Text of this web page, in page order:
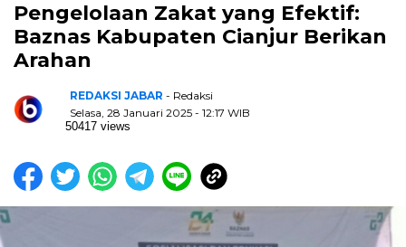
Pengelolaan Zakat yang Efektif:
Baznas Kabupaten Cianjur Berikan
Arahan
REDAKSI JABAR - Redaksi
Selasa, 28 Januari 2025 - 12:17 WIB
50417 views